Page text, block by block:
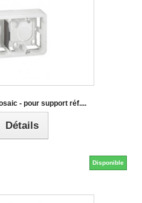
- pour support réf....
Détails
Disponible